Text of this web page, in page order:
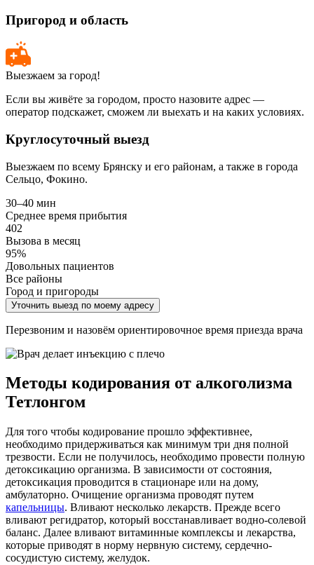
Пригород и область
Выезжаем за город!
Если вы живёте за городом, просто назовите адрес —
оператор подскажет, сможем ли выехать и на каких условиях.
Круглосуточный выезд
Выезжаем по всему Брянску и его районам, а также в города
Сельцо, Фокино.
30–40 мин
Среднее время прибытия
402
Вызова в месяц
95%
Довольных пациентов
Все районы
Город и пригороды
Уточнить выезд по моему адресу
Перезвоним и назовём ориентировочное время приезда врача
Методы кодирования от алкоголизма
Тетлонгом
Для того чтобы кодирование прошло эффективнее,
необходимо придерживаться как минимум три дня полной
трезвости. Если не получилось, необходимо провести полную
детоксикацию организма. В зависимости от состояния,
детоксикация проводится в стационаре или на дому,
амбулаторно. Очищение организма проводят путем
капельницы. Вливают несколько лекарств. Прежде всего
вливают регидратор, который восстанавливает водно-солевой
баланс. Далее вливают витаминные комплексы и лекарства,
которые приводят в норму нервную систему, сердечно-
сосудистую систему, желудок.